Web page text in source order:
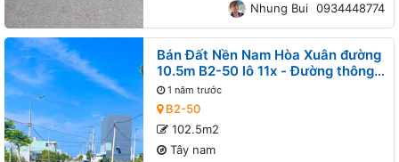
Nhung Bui 0934448774
Bán Đất Nền Nam Hòa Xuân đường
10.5m B2-50 lô 11x - Đường thông,
Gần sông Đô Tỏa
1 năm trước
B2-50
102.5m2
Tây nam